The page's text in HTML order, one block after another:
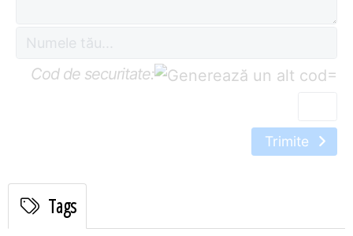
Cod de securitate: =
Trimite
Tags